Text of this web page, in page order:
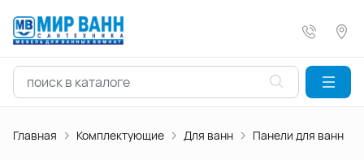
Главная Комплектующие Для ванн Панели для ванн